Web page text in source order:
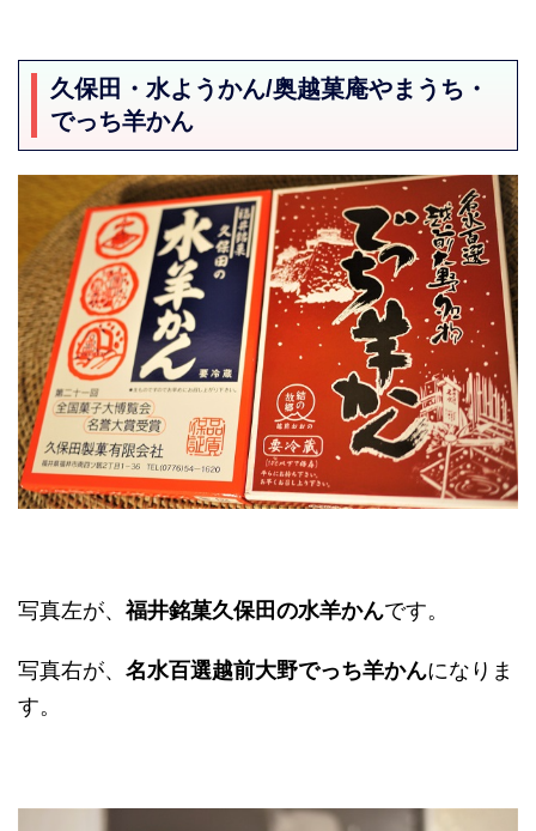
久保田・水ようかん/奥越菓庵やまうち・
でっち羊かん
写真左が、 福井銘菓久保田の水羊かんです。
写真右が、 名水百選越前大野でっち羊かんになりま
す。